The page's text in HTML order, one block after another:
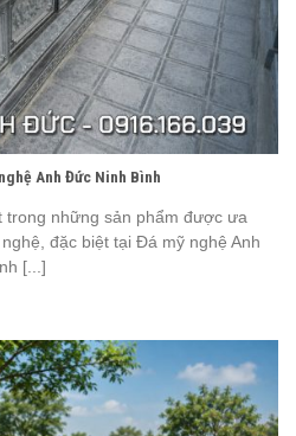
Anh Đức Ninh Bình
trong những sản phẩm được ưa
đặc biệt tại Đá mỹ nghệ Anh
[...]